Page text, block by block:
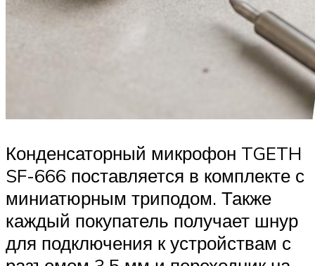
Конденсаторный микрофон TGETH
SF-666 поставляется в комплекте с
миниатюрным триподом. Также
каждый покупатель получает шнур
для подключения к устройствам с